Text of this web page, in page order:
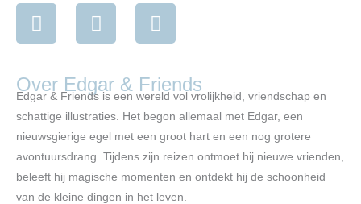
I
n
a
g
r
a
m
F
a
b
o
o
k
Y
o
t
u
b
e
Over Edgar & Friends
Edgar & Friends is een wereld vol vrolijkheid, vriendschap en
schattige illustraties. Het begon allemaal met Edgar, een
nieuwsgierige egel met een groot hart en een nog grotere
avontuursdrang. Tijdens zijn reizen ontmoet hij nieuwe vrienden,
beleeft hij magische momenten en ontdekt hij de schoonheid
van de kleine dingen in het leven.